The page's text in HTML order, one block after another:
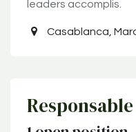
leaders accomplis.
Casablanca,